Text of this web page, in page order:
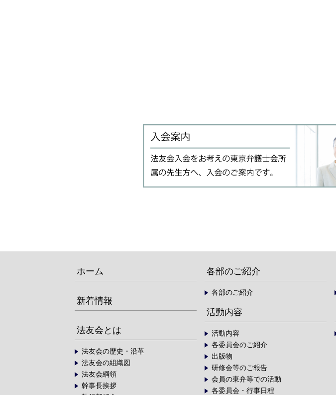
ホーム
新着情報
法友会とは
法友会の歴史・沿革
法友会の組織図
法友会綱領
幹事長挨拶
各部のご紹介
各部のご紹介
活動内容
活動内容
各委員会のご紹介
出版物
研修会等のご報告
会員の東弁等での活動
各委員会・行事日程